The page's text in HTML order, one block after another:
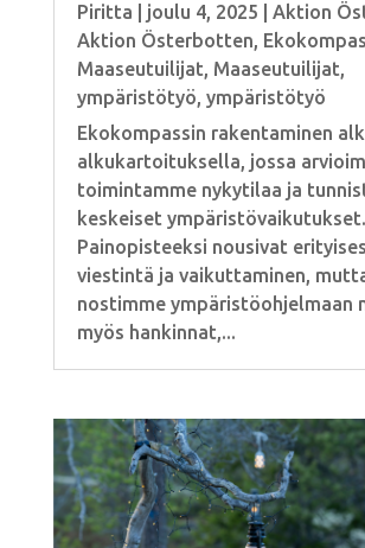
Piritta joulu 4, 2025 Aktion
Aktion Österbotten,
Maaseutuilijat, Maaseutuilijat,
ympäristötyö, ympäristötyö
Ekokompassin rakentaminen
alkukartoituksella, jossa
toimintamme nykytilaa ja
keskeiset ympäristövaikutukset.
Painopisteeksi nousivat
viestintä ja vaikuttaminen,
nostimme ympäristöohjelmaan
myös hankinnat,...